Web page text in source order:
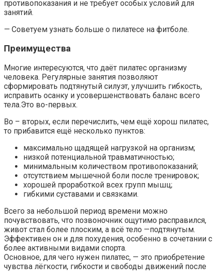
противопоказания и не требует особых условий для
занятий.
— Советуем узнать больше о пилатесе на фитболе.
Преимущества
Многие интересуются, что даёт пилатес организму
человека. Регулярные занятия позволяют
сформировать подтянутый силуэт, улучшить гибкость,
исправить осанку и усовершенствовать баланс всего
тела.Это во-первых.
Во – вторых, если перечислить, чем ещё хорош пилатес,
то прибавится ещё несколько пунктов:
максимально щадящей нагрузкой на организм;
низкой потенциальной травматичностью;
минимальным количеством противопоказаний;
отсутствием мышечной боли после тренировок;
хорошей проработкой всех групп мышц;
гибкими суставами и связками.
Всего за небольшой период времени можно
почувствовать, что позвоночник ощутимо расправился,
живот стал более плоским, а всё тело —подтянутым.
Эффективен он и для похудения, особенно в сочетании с
более активными видами спорта.
Основное, для чего нужен пилатес, — это приобретение
чувства лёгкости, гибкости и свободы движений после